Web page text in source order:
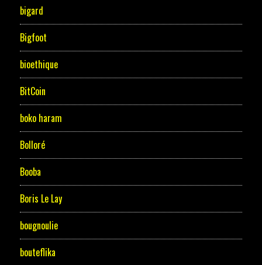
bigard
Bigfoot
bioethique
BitCoin
boko haram
Bolloré
Booba
Boris Le Lay
bougnoulie
bouteflika